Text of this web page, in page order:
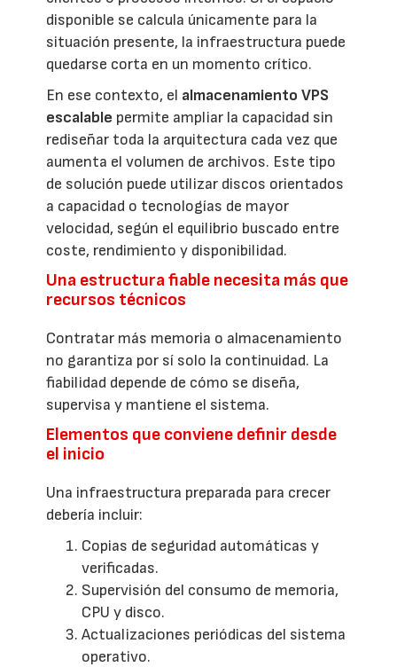
disponible se calcula únicamente para la
situación presente, la infraestructura puede
quedarse corta en un momento crítico.
En ese contexto, el almacenamiento VPS
escalable permite ampliar la capacidad sin
rediseñar toda la arquitectura cada vez que
aumenta el volumen de archivos. Este tipo
de solución puede utilizar discos orientados
a capacidad o tecnologías de mayor
velocidad, según el equilibrio buscado entre
coste, rendimiento y disponibilidad.
Una estructura fiable necesita más que
recursos técnicos
Contratar más memoria o almacenamiento
no garantiza por sí solo la continuidad. La
fiabilidad depende de cómo se diseña,
supervisa y mantiene el sistema.
Elementos que conviene definir desde
el inicio
Una infraestructura preparada para crecer
debería incluir:
Copias de seguridad automáticas y
verificadas.
Supervisión del consumo de memoria,
CPU y disco.
Actualizaciones periódicas del sistema
operativo.